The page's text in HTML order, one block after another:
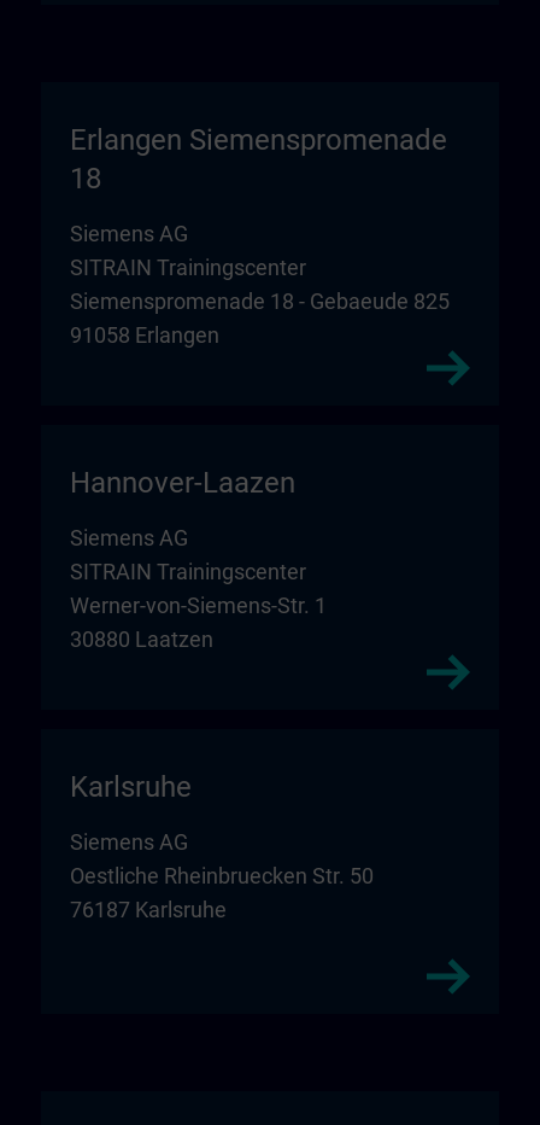
Erlangen Siemenspromenade
18
Siemens AG
SITRAIN Trainingscenter
Siemenspromenade 18 - Gebaeude 825
91058 Erlangen
Hannover-Laazen
Siemens AG
SITRAIN Trainingscenter
Werner-von-Siemens-Str. 1
30880 Laatzen
Karlsruhe
Siemens AG
Oestliche Rheinbruecken Str. 50
76187 Karlsruhe